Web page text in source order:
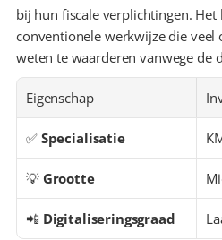
bij hun fiscale verplichtingen.
conventionele werkwijze die veel
weten te waarderen vanwege de
Eigenschap
✅ Specialisatie
💡 Grootte
📲 Digitaliseringsgraad